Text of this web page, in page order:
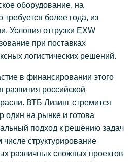
оборудование, на
требуется более года, из
Условия отгрузки EXW
при поставках
логистических решений.
в финансировании этого
развития российской
ВТБ Лизинг стремится
один на рынке и готова
подход к решению задач
структурирование
различных сложных проектов